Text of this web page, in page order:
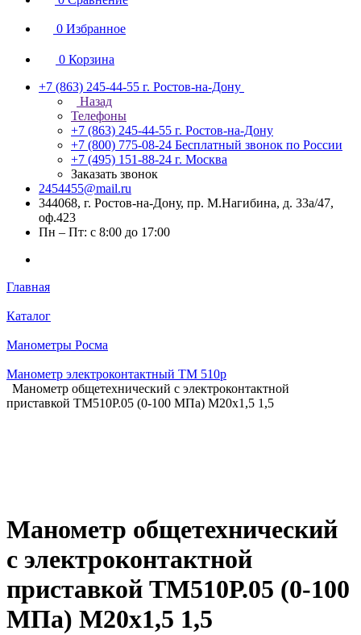
0 Избранное
0 Корзина
+7 (863) 245-44-55 г. Ростов-на-Дону
Назад
Телефоны
+7 (863) 245-44-55 г. Ростов-на-Дону
+7 (800) 775-08-24 Бесплатный звонок по России
+7 (495) 151-88-24 г. Москва
Заказать звонок
2454455@mail.ru
344068, г. Ростов-на-Дону, пр. М.Нагибина, д. 33а/47,
оф.423
Пн – Пт: с 8:00 до 17:00
Главная
Каталог
Манометры Росма
Манометр электроконтактный ТМ 510р
Манометр общетехнический с электроконтактной
приставкой ТМ510Р.05 (0-100 МПа) М20х1,5 1,5
Манометр общетехнический
с электроконтактной
приставкой ТМ510Р.05 (0-100
МПа) М20х1,5 1,5